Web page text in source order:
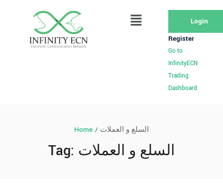
Login
Register
Go to
InfinityECN
Trading
Dashboard.
Home / السلع و العملات
Tag: السلع و العملات